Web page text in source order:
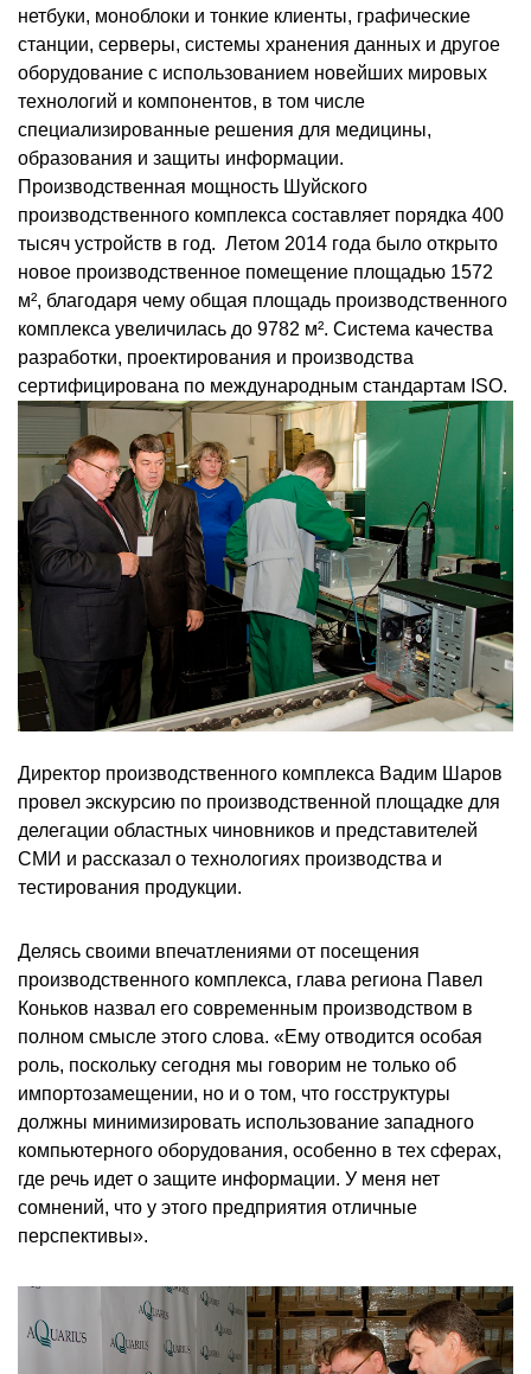
нетбуки, моноблоки и тонкие клиенты, графические
станции, серверы, системы хранения данных и другое
оборудование с использованием новейших мировых
технологий и компонентов, в том числе
специализированные решения для медицины,
образования и защиты информации.
Производственная мощность Шуйского
производственного комплекса составляет порядка 400
тысяч устройств в год. Летом 2014 года было открыто
новое производственное помещение площадью 1572
м², благодаря чему общая площадь производственного
комплекса увеличилась до 9782 м². Система качества
разработки, проектирования и производства
сертифицирована по международным стандартам ISO.
Директор производственного комплекса Вадим Шаров
провел экскурсию по производственной площадке для
делегации областных чиновников и представителей
СМИ и рассказал о технологиях производства и
тестирования продукции.
Делясь своими впечатлениями от посещения
производственного комплекса, глава региона Павел
Коньков назвал его современным производством в
полном смысле этого слова. «Ему отводится особая
роль, поскольку сегодня мы говорим не только об
импортозамещении, но и о том, что госструктуры
должны минимизировать использование западного
компьютерного оборудования, особенно в тех сферах,
где речь идет о защите информации. У меня нет
сомнений, что у этого предприятия отличные
перспективы».